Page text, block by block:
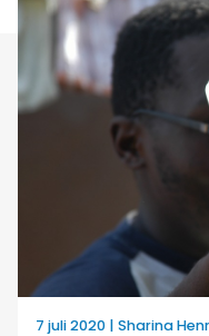
7 juli 2020 | Sharina